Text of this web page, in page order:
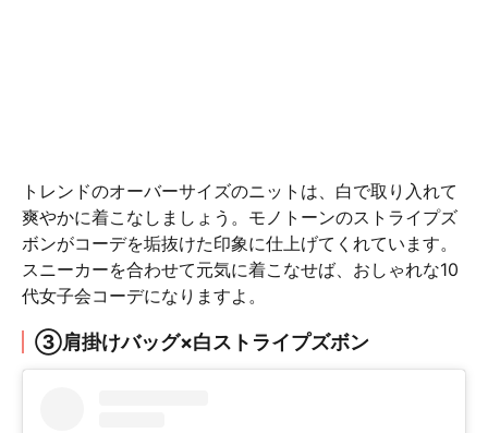
トレンドのオーバーサイズのニットは、白で取り入れて
爽やかに着こなしましょう。モノトーンのストライプズ
ボンがコーデを垢抜けた印象に仕上げてくれています。
スニーカーを合わせて元気に着こなせば、おしゃれな10
代女子会コーデになりますよ。
③肩掛けバッグ×白ストライプズボン